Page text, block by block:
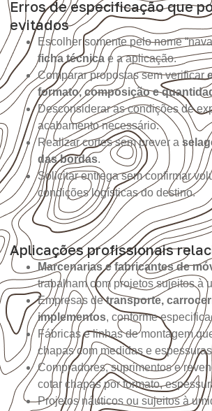
Erros de especificação que
evitados
Escolher somente pelo nome
ficha técnica e a aplicação.
Comparar propostas sem verificar
formato, composição e
Desconsiderar as condições de
acabamento necessário.
Realizar cortes sem prever a
das bordas.
Solicitar entrega sem confirmar
condições logísticas do destino.
Aplicações profissionais
Marcenarias e fabricantes de
trabalham com projetos sujeitos à
Empresas detransporte,
implementos, conforme
Fábricas e linhas de montagem
chapas com medidas e
Compradores, suprimentos e
cotar chapas por formato,
Projetos náuticos ou sujeitos à